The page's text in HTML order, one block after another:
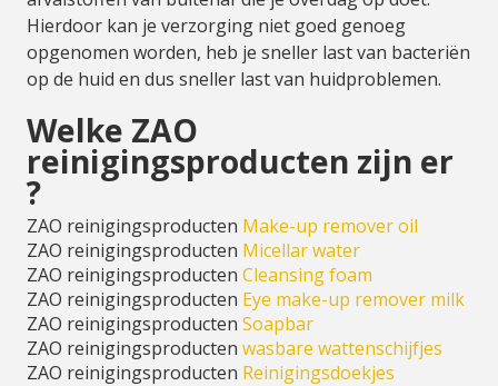
Hierdoor kan je verzorging niet goed genoeg
opgenomen worden, heb je sneller last van bacteriën
op de huid en dus sneller last van huidproblemen.
Welke ZAO
reinigingsproducten zijn er
?
ZAO reinigingsproducten Make-up remover oil
ZAO reinigingsproducten Micellar water
ZAO reinigingsproducten Cleansing foam
ZAO reinigingsproducten Eye make-up remover milk
ZAO reinigingsproducten Soapbar
ZAO reinigingsproducten wasbare wattenschijfjes
ZAO reinigingsproducten Reinigingsdoekjes